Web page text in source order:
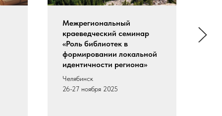
Межрегиональный
краеведческий семинар
«Роль библиотек в
формировании локальной
идентичности региона»
Челябинск
26-27 ноября 2025